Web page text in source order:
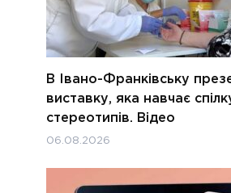
В Івано-Франківську
виставку, яка навчає
стереотипів. Відео
06.08.2026